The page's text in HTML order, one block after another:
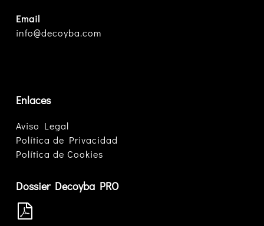
Email
info@decoyba.com
Enlaces
Aviso Legal
Política de Privacidad
Política de Cookies
Dossier Decoyba PRO